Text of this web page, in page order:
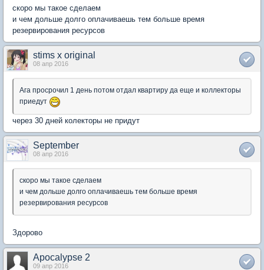
скоро мы такое сделаем
и чем дольше долго оплачиваешь тем больше время
резервирования ресурсов
stims x original
08 апр 2016
Ага просрочил 1 день потом отдал квартиру да еще и коллекторы
приедут
через 30 дней колекторы не придут
September
08 апр 2016
скоро мы такое сделаем
и чем дольше долго оплачиваешь тем больше время
резервирования ресурсов
Здорово
Apocalypse 2
09 апр 2016